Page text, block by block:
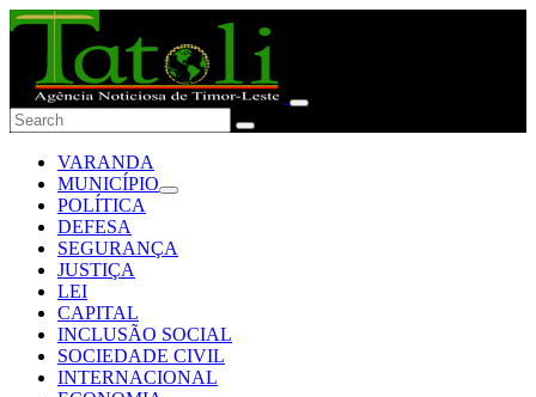
VARANDA
MUNICÍPIO
POLÍTICA
DEFESA
SEGURANÇA
JUSTIÇA
LEI
CAPITAL
INCLUSÃO SOCIAL
SOCIEDADE CIVIL
INTERNACIONAL